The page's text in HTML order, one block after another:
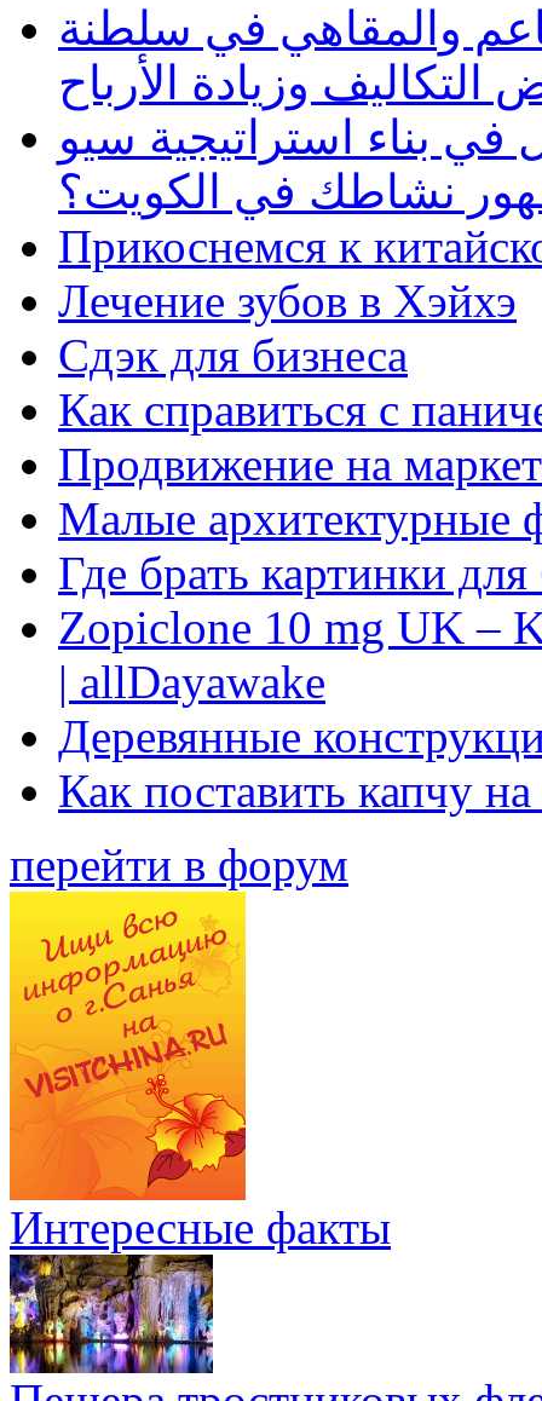
والمقاهي في سلطنة
وزيادة الأرباح
بناء استراتيجية سيو
نشاطك في الكويت؟
Прикоснемся к
Лечение зубов в Хэйхэ
Сдэк для бизнеса
Как справиться с
Продвижение на
Малые архитектурные
Где брать картинки
Zopiclone 10 mg UK –
| allDayawake
Деревянные
Как поставить капчу
перейти в форум
Интересные факты